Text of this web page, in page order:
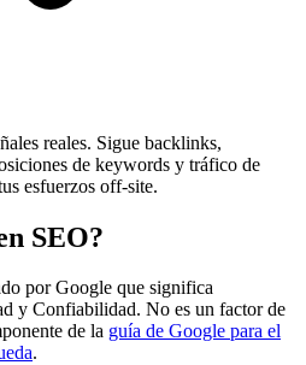
reales. Sigue backlinks,
de keywords y tráfico de
esfuerzos off-site.
SEO?
por Google que significa
y Confiabilidad. No es un factor de
de la guía de Google para el
.